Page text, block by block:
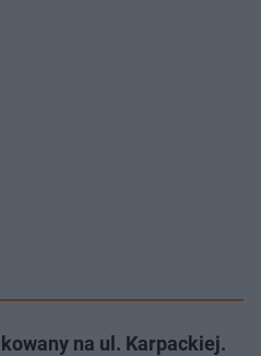
na ul. Karpackiej.